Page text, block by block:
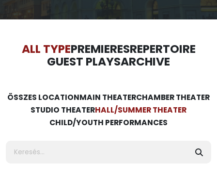
ALL TYPEPREMIERESREPERTOIRE
GUEST PLAYSARCHIVE
ÖSSZES LOCATIONMAIN THEATERCHAMBER THEATER
STUDIO THEATERHALL/SUMMER THEATER
CHILD/YOUTH PERFORMANCES